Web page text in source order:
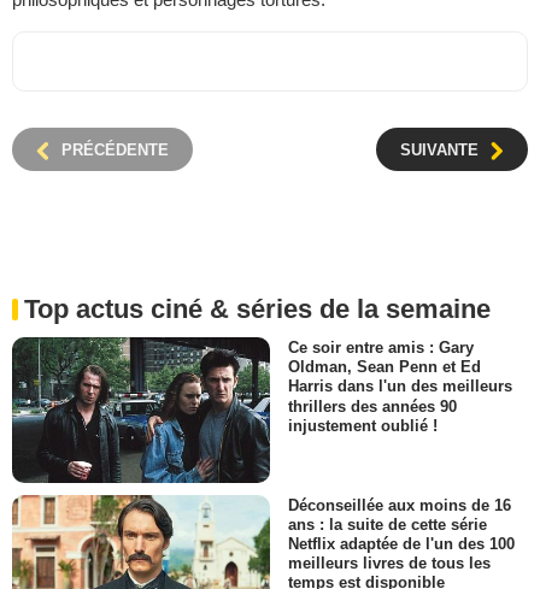
PRÉCÉDENTE SUIVANTE
Top actus ciné & séries de la semaine
Ce soir entre amis : Gary
Oldman, Sean Penn et Ed
Harris dans l'un des meilleurs
thrillers des années 90
injustement oublié !
Déconseillée aux moins de 16
ans : la suite de cette série
Netflix adaptée de l'un des 100
meilleurs livres de tous les
temps est disponible